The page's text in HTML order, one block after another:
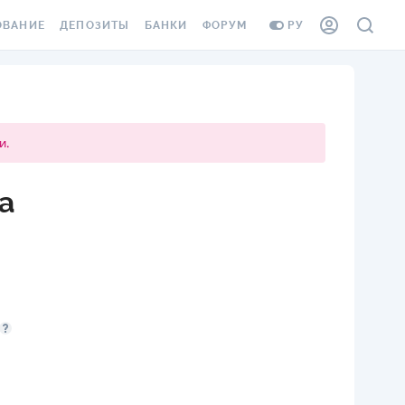
РУ
ШАХЕДОВ
ЗАГРАНИЦУ
ДЕПОЗИТЫ БАНКИ
ОРГАНИЗАЦИИ
ФОРУМ